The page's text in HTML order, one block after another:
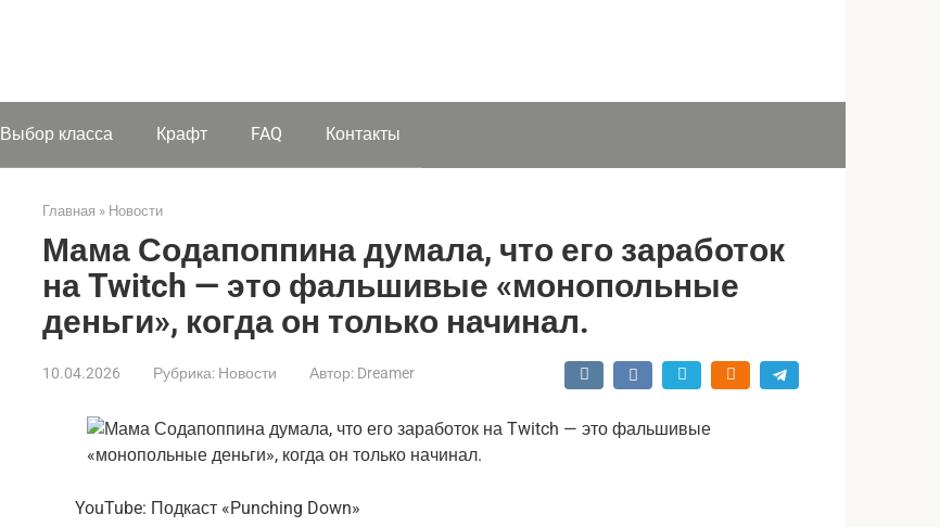
Выбор класса Крафт FAQ Контакты
Главная » Новости
Мама Содапоппина думала, что его заработок
на Twitch — это фальшивые «монопольные
деньги», когда он только начинал.
10.04.2026 Рубрика: Новости Автор: Dreamer
YouTube: Подкаст «Punching Down»